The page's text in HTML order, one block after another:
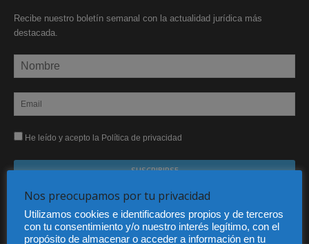
Recibe nuestro boletín semanal con la actualidad jurídica más
destacada.
He leído y acepto la Política de privacidad
Sus datos serán incorporados a un fichero automatizado con el objeto exclusivo de dar
respuesta a su suscripción Dicho fichero es de titularidad exclusiva de LEXDIR GLOBAL
S.L. y no será cedido a un tercero en ningún caso.
Nos preocupamos por tu privacidad
Utilizamos cookies e identificadores propios y de terceros
con tu consentimiento y/o nuestro interés legítimo, con el
propósito de almacenar o acceder a información en tu